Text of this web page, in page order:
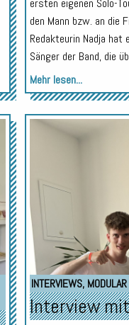
ersten eigenen Solo-
den Mann bzw. an die
Redakteurin Nadja
Sänger der Band, die
Mehr lesen...
Audio-
Player
INTERVIEWS, MODULAR
Interview